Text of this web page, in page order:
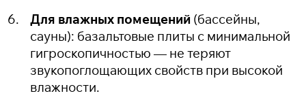
Для влажных помещений (бассейны,
сауны): базальтовые плиты с минимальной
гигроскопичностью — не теряют
звукопоглощающих свойств при высокой
влажности.